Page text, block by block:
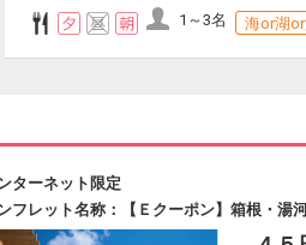
1～3名 海or湖or
ターネット限定
フレット名称：【Ｅクーポン】箱根・湯